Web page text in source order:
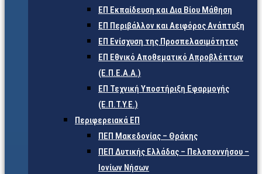
ΕΠ Εκπαίδευση και Δια Βίου Μάθηση
ΕΠ Περιβάλλον και Αειφόρος Ανάπτυξη
ΕΠ Ενίσχυση της Προσπελασιμότητας
ΕΠ Εθνικό Αποθεματικό Απροβλέπτων
(Ε.Π.Ε.Α.Α.)
ΕΠ Τεχνική Υποστήριξη Εφαρμογής
(Ε.Π.Τ.Υ.Ε.)
Περιφερειακά ΕΠ
ΠΕΠ Μακεδονίας – Θράκης
ΠΕΠ Δυτικής Ελλάδας – Πελοποννήσου –
Ιονίων Νήσων